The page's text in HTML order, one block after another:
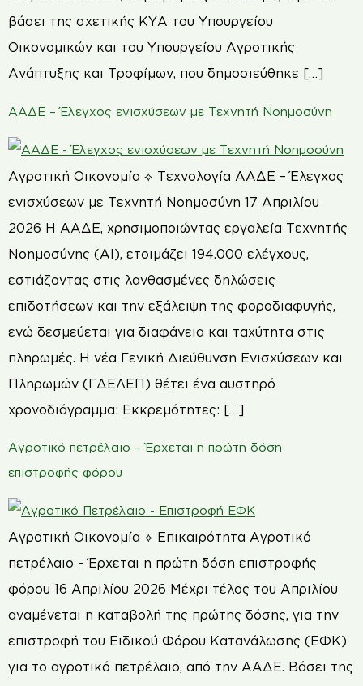
βάσει της σχετικής ΚΥΑ του Υπουργείου
Οικονομικών και του Υπουργείου Αγροτικής
Ανάπτυξης και Τροφίμων, που δημοσιεύθηκε […]
ΑΑΔΕ – Έλεγχος ενισχύσεων με Τεχνητή Νοημοσύνη
Αγροτική Οικονομία ⟡ Τεχνολογία ΑΑΔΕ – Έλεγχος
ενισχύσεων με Τεχνητή Νοημοσύνη 17 Απριλίου
2026 Η ΑΑΔΕ, χρησιμοποιώντας εργαλεία Τεχνητής
Νοημοσύνης (AI), ετοιμάζει 194.000 ελέγχους,
εστιάζοντας στις λανθασμένες δηλώσεις
επιδοτήσεων και την εξάλειψη της φοροδιαφυγής,
ενώ δεσμεύεται για διαφάνεια και ταχύτητα στις
πληρωμές. Η νέα Γενική Διεύθυνση Ενισχύσεων και
Πληρωμών (ΓΔΕΛΕΠ) θέτει ένα αυστηρό
χρονοδιάγραμμα: Εκκρεμότητες: […]
Αγροτικό πετρέλαιο – Έρχεται η πρώτη δόση
επιστροφής φόρου
Αγροτική Οικονομία ⟡ Επικαιρότητα Αγροτικό
πετρέλαιο – Έρχεται η πρώτη δόση επιστροφής
φόρου 16 Απριλίου 2026 Μέχρι τέλος του Απριλίου
αναμένεται η καταβολή της πρώτης δόσης, για την
επιστροφή του Ειδικού Φόρου Κατανάλωσης (ΕΦΚ)
για το αγροτικό πετρέλαιο, από την ΑΑΔΕ. Βάσει της